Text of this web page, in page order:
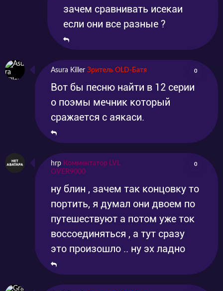
зачем сравнивать исекаи
если они все разные ?
Asura Killer Зритель OLD-Батя 0
Вот бы песню найти в 12 серии
о поэмы мечник который
сражается с аякаси.
hrp Комментатор LVL
OVER9000
0
ну блин , зачем так концовку то
портить, я думал они двоем по
путешествуют а потом уже ток
воссоединяться , а тут сразу
это произошло .. ну эх ладно